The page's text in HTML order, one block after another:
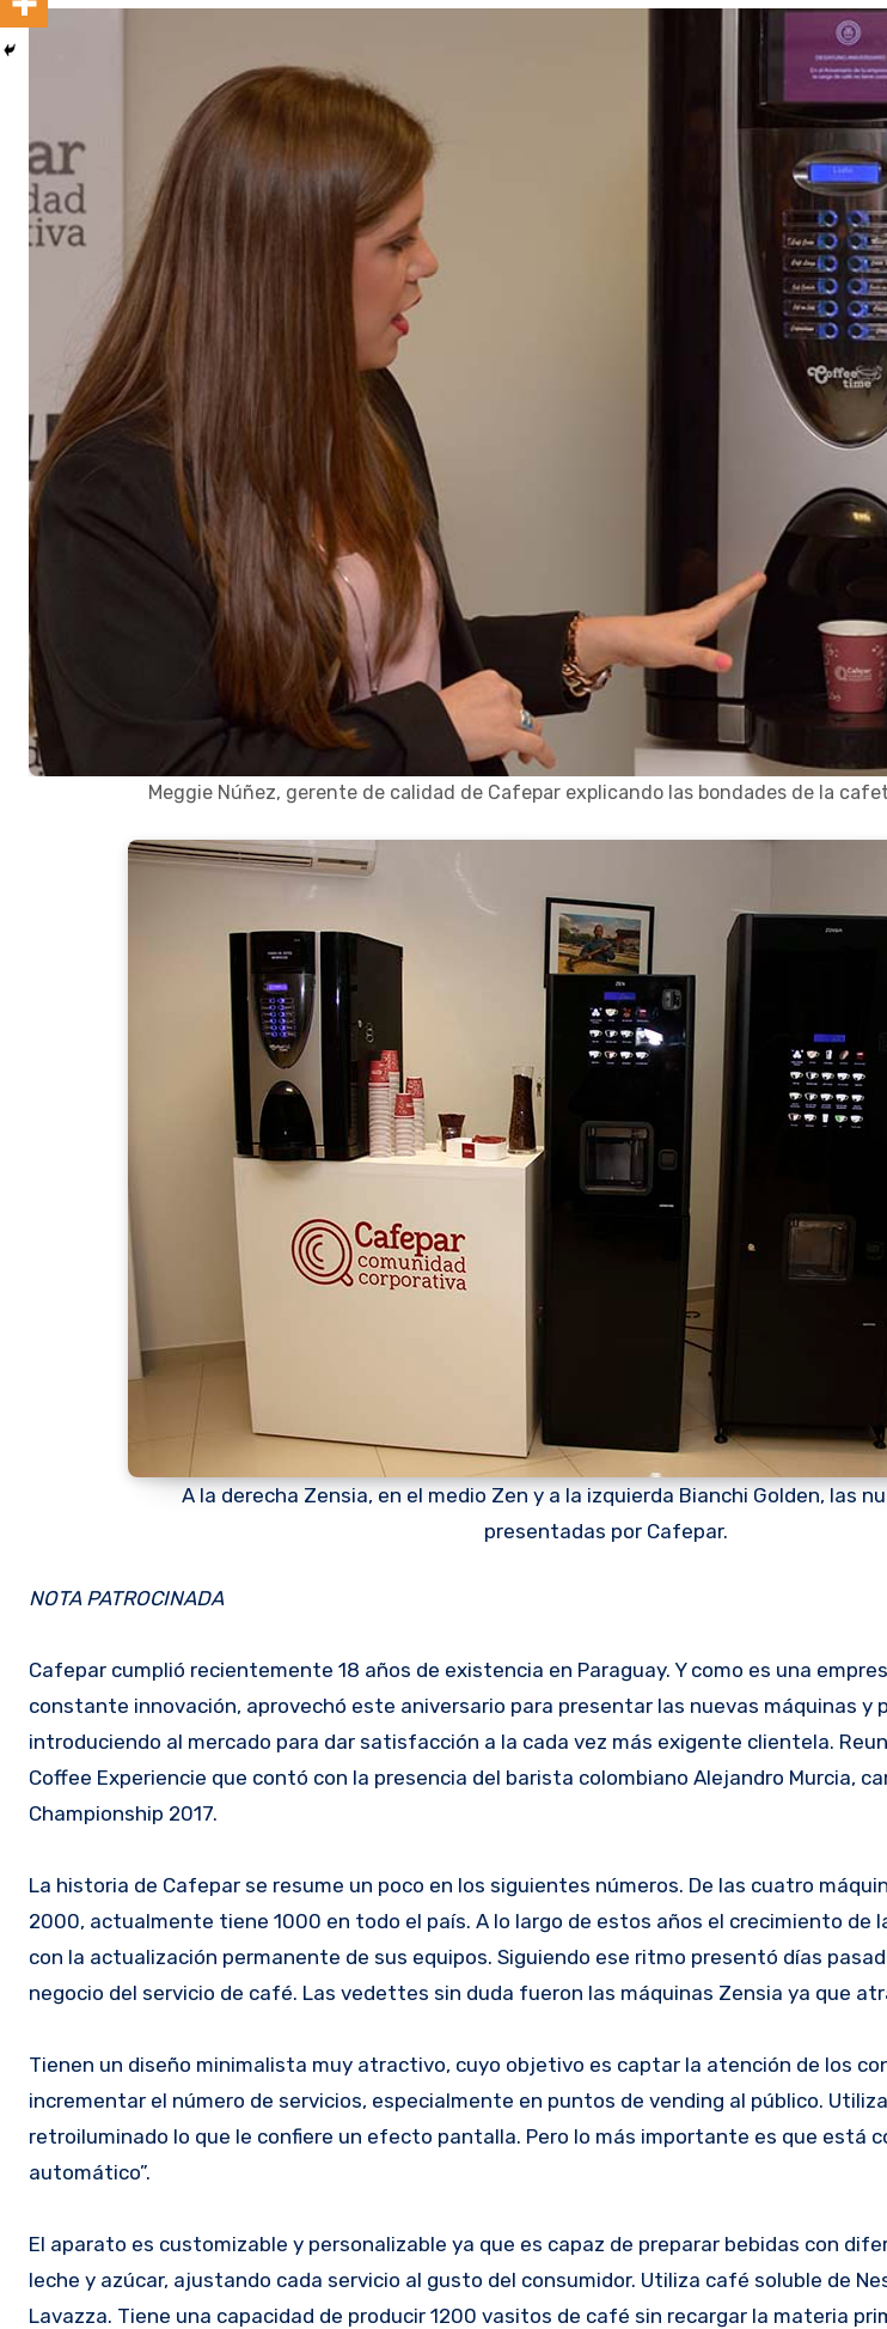
Meggie Núñez, gerente de calidad de Cafepar explicando las bondades de la
A la derecha Zensia, en el medio Zen y a la izquierda Bianchi Golden, las
presentadas por Cafepar.
NOTA PATROCINADA
Cafepar cumplió recientemente 18 años de existencia en Paraguay. Y como es una
constante innovación, aprovechó este aniversario para presentar las nuevas máquinas y
introduciendo al mercado para dar satisfacción a la cada vez más exigente clientela.
Coffee Experiencie que contó con la presencia del barista colombiano Alejandro Murcia,
Championship 2017.
La historia de Cafepar se resume un poco en los siguientes números. De las cuatro
2000, actualmente tiene 1000 en todo el país. A lo largo de estos años el crecimiento de
con la actualización permanente de sus equipos. Siguiendo ese ritmo presentó días
negocio del servicio de café. Las vedettes sin duda fueron las máquinas Zensia ya que
Tienen un diseño minimalista muy atractivo, cuyo objetivo es captar la atención de los
incrementar el número de servicios, especialmente en puntos de vending al público.
retroiluminado lo que le confiere un efecto pantalla. Pero lo más importante es que está
automático”.
El aparato es customizable y personalizable ya que es capaz de preparar bebidas con
leche y azúcar, ajustando cada servicio al gusto del consumidor. Utiliza café soluble de
Lavazza. Tiene una capacidad de producir 1200 vasitos de café sin recargar la materia